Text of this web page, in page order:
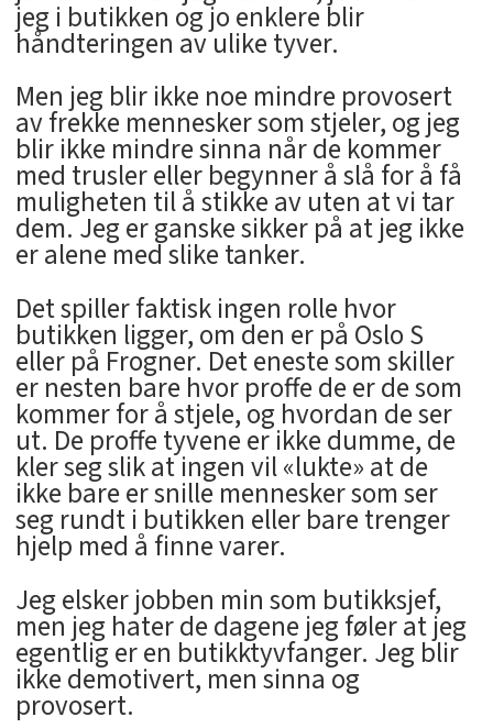
jeg i butikken og jo enklere blir
håndteringen av ulike tyver.
Men jeg blir ikke noe mindre provosert
av frekke mennesker som stjeler, og jeg
blir ikke mindre sinna når de kommer
med trusler eller begynner å slå for å få
muligheten til å stikke av uten at vi tar
dem. Jeg er ganske sikker på at jeg ikke
er alene med slike tanker.
Det spiller faktisk ingen rolle hvor
butikken ligger, om den er på Oslo S
eller på Frogner. Det eneste som skiller
er nesten bare hvor proffe de er de som
kommer for å stjele, og hvordan de ser
ut. De proffe tyvene er ikke dumme, de
kler seg slik at ingen vil «lukte» at de
ikke bare er snille mennesker som ser
seg rundt i butikken eller bare trenger
hjelp med å finne varer.
Jeg elsker jobben min som butikksjef,
men jeg hater de dagene jeg føler at jeg
egentlig er en butikktyvfanger. Jeg blir
ikke demotivert, men sinna og
provosert.